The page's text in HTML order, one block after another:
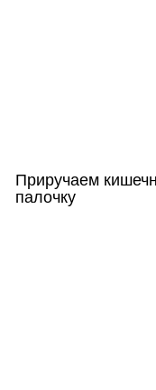
Приручаем
палочку